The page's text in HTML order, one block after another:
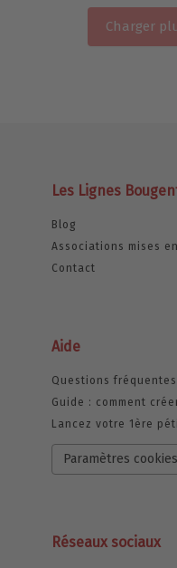
Charger
Les Lignes
Blog
Associations mises
Contact
Aide
Questions fréquentes
Guide : comment
Lancez votre 1ère
Paramètres cookies
Réseaux sociaux